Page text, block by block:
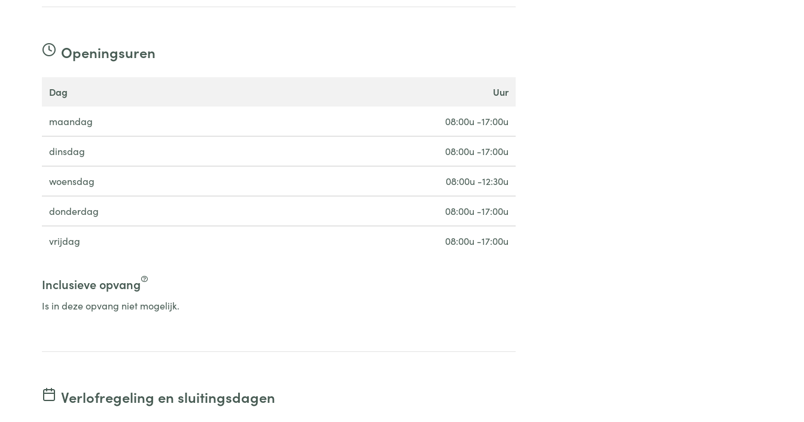
Openingsuren
dag uur
maandag 08:00u -17:00u
dinsdag 08:00u -17:00u
woensdag 08:00u -12:30u
donderdag 08:00u -17:00u
vrijdag 08:00u -17:00u
Inclusieve opvang
Is in deze opvang niet mogelijk.
Verlofregeling en sluitingsdagen